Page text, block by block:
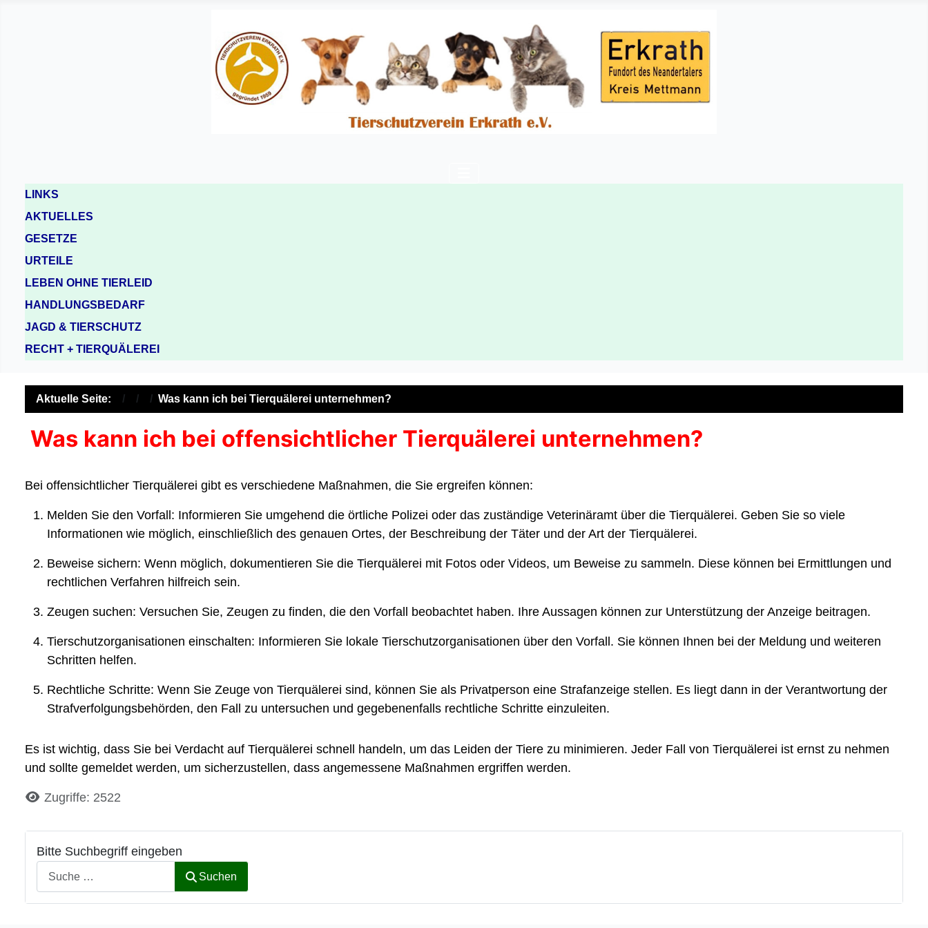
LINKS
AKTUELLES
GESETZE
URTEILE
LEBEN OHNE TIERLEID
HANDLUNGSBEDARF
JAGD & TIERSCHUTZ
RECHT + TIERQUÄLEREI
Bitte Suchbegriff eingeben
Suchen
Aktuelle Seite: Was kann ich bei Tierquälerei unternehmen?
Was kann ich bei offensichtlicher Tierquälerei unternehmen?
Bei offensichtlicher Tierquälerei gibt es verschiedene Maßnahmen, die Sie ergreifen können:
Melden Sie den Vorfall: Informieren Sie umgehend die örtliche Polizei oder das zuständige Veterinäramt über die Tierquälerei. Geben Sie so viele
Informationen wie möglich, einschließlich des genauen Ortes, der Beschreibung der Täter und der Art der Tierquälerei.
Beweise sichern: Wenn möglich, dokumentieren Sie die Tierquälerei mit Fotos oder Videos, um Beweise zu sammeln. Diese können bei Ermittlungen und
rechtlichen Verfahren hilfreich sein.
Zeugen suchen: Versuchen Sie, Zeugen zu finden, die den Vorfall beobachtet haben. Ihre Aussagen können zur Unterstützung der Anzeige beitragen.
Tierschutzorganisationen einschalten: Informieren Sie lokale Tierschutzorganisationen über den Vorfall. Sie können Ihnen bei der Meldung und weiteren
Schritten helfen.
Rechtliche Schritte: Wenn Sie Zeuge von Tierquälerei sind, können Sie als Privatperson eine Strafanzeige stellen. Es liegt dann in der Verantwortung der
Strafverfolgungsbehörden, den Fall zu untersuchen und gegebenenfalls rechtliche Schritte einzuleiten.
Es ist wichtig, dass Sie bei Verdacht auf Tierquälerei schnell handeln, um das Leiden der Tiere zu minimieren. Jeder Fall von Tierquälerei ist ernst zu nehmen
und sollte gemeldet werden, um sicherzustellen, dass angemessene Maßnahmen ergriffen werden.
DetailsZugriffe: 2522